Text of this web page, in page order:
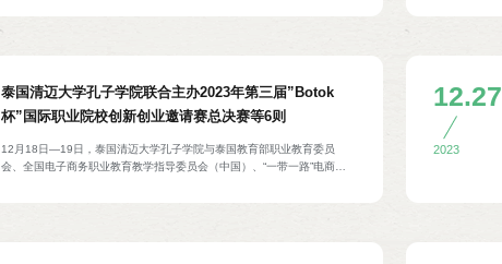
泰国清迈大学孔子学院联合主办2023年第三届”Botok
杯”国际职业院校创新创业邀请赛总决赛等6则
12月18日—19日，泰国清迈大学孔子学院与泰国教育部职业教育委员
会、全国电子商务职业教育教学指导委员会（中国）、“一带一路”电商谷
诺泰教育科技有限公司联合主办2023年第三届”Botok杯”国际职业院校创
12.27
2023